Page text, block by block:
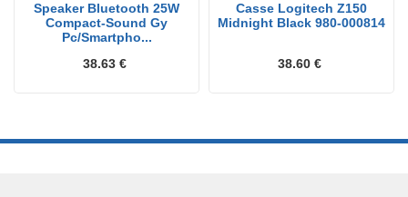
Speaker Bluetooth 25W
Compact-Sound Gy
Pc/Smartpho...
38.63 €
Casse Logitech Z150
Midnight Black 980-000814
38.60 €